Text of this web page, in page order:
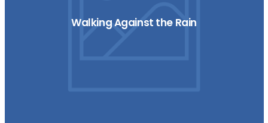
Walking Against the Rain